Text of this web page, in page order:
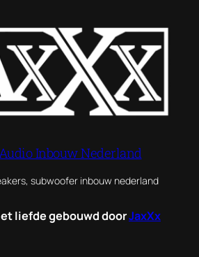
Inbouw Nederland
subwoofer inbouw nederland
liefde gebouwd doorJaxXx